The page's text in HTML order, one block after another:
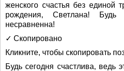
женского счастья без
рождения, Светлана! Будь
несравненна!
✓ Скопировано
Кликните, чтобы скопировать
Будь сегодня счастлива, ведь